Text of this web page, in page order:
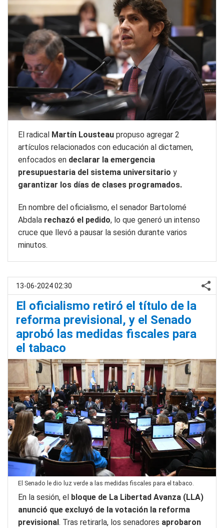
El radical Martín Lousteau propuso agregar 2
artículos relacionados con educación al dictamen,
enfocados en declarar la emergencia
presupuestaria del sistema universitario y
garantizar los días de clases programados.
En nombre del oficialismo, el senador Bartolomé
Abdala rechazó el pedido, lo que generó un intenso
cruce que llevó a pausar la sesión durante varios
minutos.
13-06-2024 02:30
El oficialismo retiró el título de la
reforma previsional, y el Senado
aprobó las medidas fiscales para
el tabaco
El Senado le dio luz verde a las medidas fiscales para el tabaco.
En la sesión, el bloque de La Libertad Avanza (LLA)
anunció que excluyó de la votación la reforma
previsional. Tras retirarla, los senadores aprobaron